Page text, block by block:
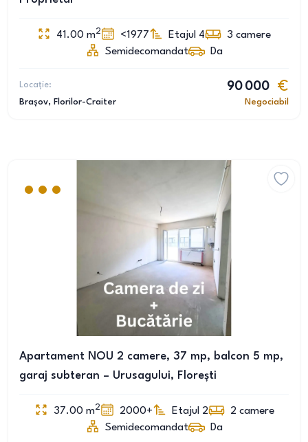
41.00 m2 <1977 Etajul 4 3 camere
Semidecomandat
Da
Locație:
Brașov, Florilor-Craiter
90 000
Negociabil
Apartament NOU 2 camere, 37 mp, balcon 5 mp,
garaj subteran – Urusagului, Florești
37.00 m2 2000+ Etajul 2 2 camere
Semidecomandat
Da